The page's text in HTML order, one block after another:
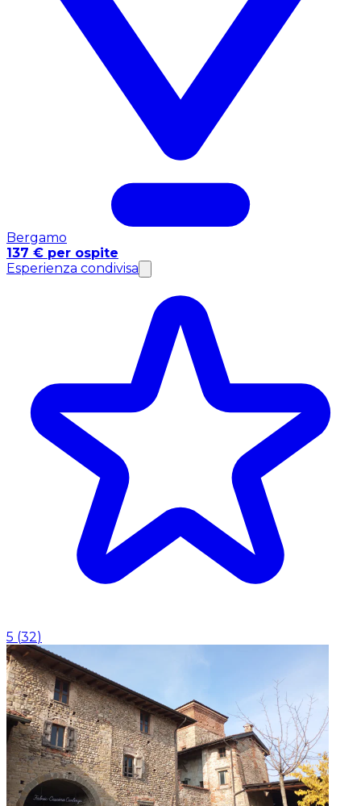
Bergamo
137 € per ospite
Esperienza condivisa
5 (32)